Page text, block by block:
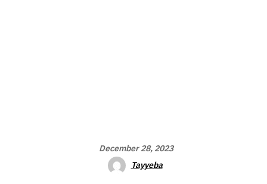
December 28, 2023
Tayyeba